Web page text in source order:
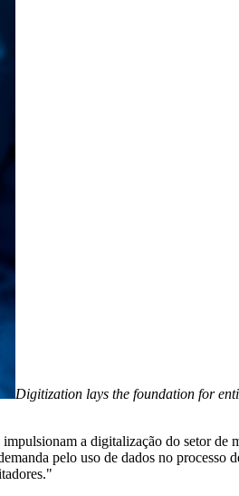
Digitization lays the foundation for
a digitalização do setor de
pelo uso de dados no processo